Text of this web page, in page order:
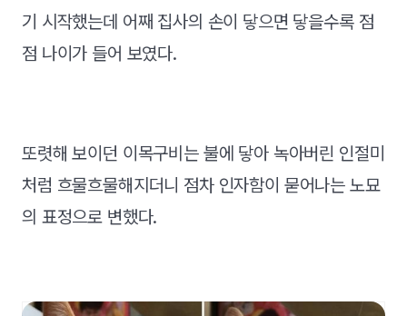
기 시작했는데 어째 집사의 손이 닿으면 닿을수록 점
점 나이가 들어 보였다.
또렷해 보이던 이목구비는 불에 닿아 녹아버린 인절미
처럼 흐물흐물해지더니 점차 인자함이 묻어나는 노묘
의 표정으로 변했다.